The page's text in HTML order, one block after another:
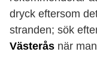
dryck eftersom
stranden; sök
Västerås när